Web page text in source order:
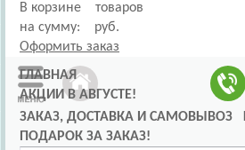
В корзине
товаров
на сумму:
руб.
Оформить заказ
ГЛАВНАЯ
АКЦИИ В АВГУСТЕ!
ЗАКАЗ, ДОСТАВКА И САМОВЫВОЗ
ПОДАРОК ЗА ЗАКАЗ!